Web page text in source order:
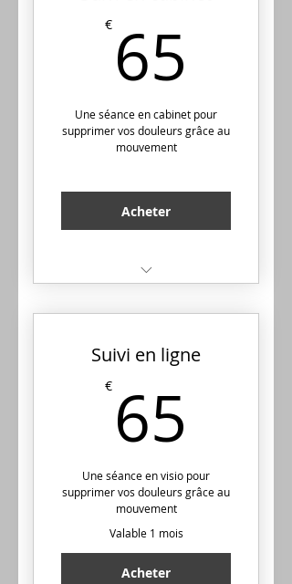
€ 65
Une séance en cabinet pour
supprimer vos douleurs grâce au
mouvement
Acheter
analyse et traitement
1 Programme moteur
personnalisé de 5
minutes / jours
Hotline
Suivi en ligne
€ 65
Une séance en visio pour
supprimer vos douleurs grâce au
mouvement
Valable 1 mois
Acheter